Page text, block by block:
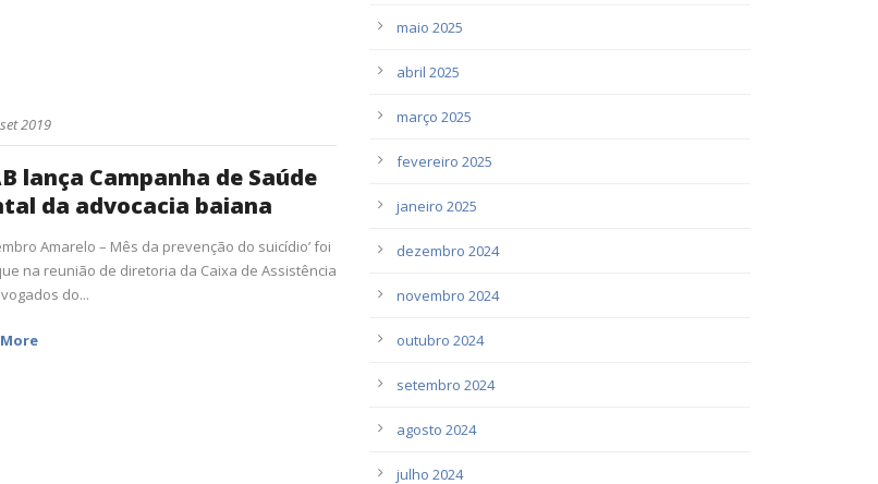
2019
lança Campanha de Saúde
da advocacia baiana
Amarelo – Mês da prevenção do suicídio’ foi
na reunião de diretoria da Caixa de Assistência
do...
maio 2025
abril 2025
março 2025
fevereiro 2025
janeiro 2025
dezembro 2024
novembro 2024
outubro 2024
setembro 2024
agosto 2024
julho 2024